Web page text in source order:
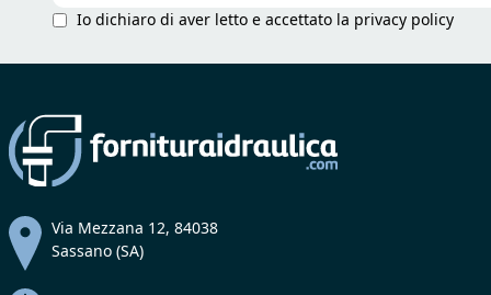
Newsletter:
Io dichiaro di aver letto e accettato la privacy policy
Via Mezzana 12, 84038
Sassano (SA)